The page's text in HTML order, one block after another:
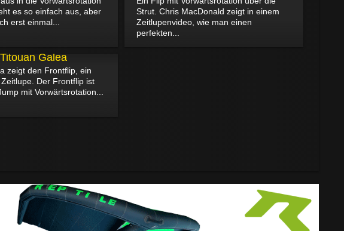
es so einfach aus, aber
erst einmal...
Strut. Chris MacDonald zeigt in einem
Zeitlupenvideo, wie man einen
perfekten...
Galea
zeigt den Frontflip, ein
Der Frontflip ist
mit Vorwärtsrotation...